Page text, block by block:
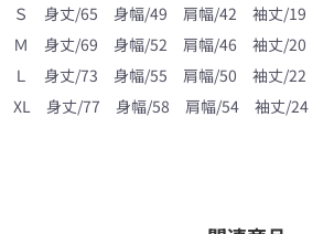
Ｓ 身丈/65 身幅/49 肩幅/42 袖丈/19
Ｍ 身丈/69 身幅/52 肩幅/46 袖丈/20
Ｌ 身丈/73 身幅/55 肩幅/50 袖丈/22
XL 身丈/77 身幅/58 肩幅/54 袖丈/24